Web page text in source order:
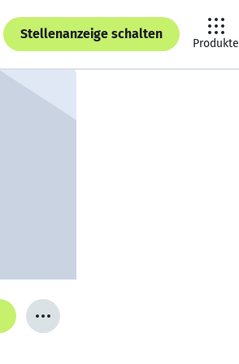
Stellenanzeige schalten
Produkte